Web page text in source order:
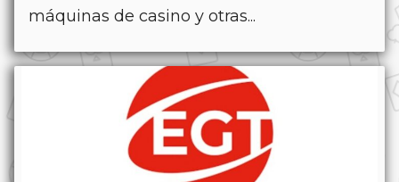
máquinas de casino y otras...